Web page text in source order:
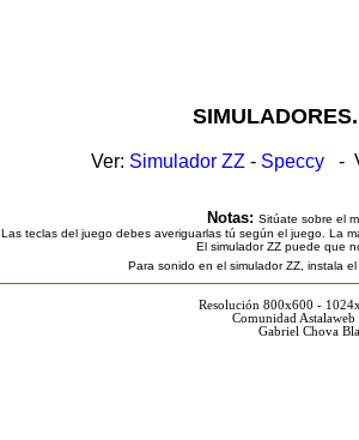
Ver: Simulador ZZ - Speccy -
Notas: Sitúate sobre el
Las teclas del juego debes averiguarlas tú según el juego. La
El simulador ZZ puede que
Para sonido en el simulador ZZ, instala
Resolución 800x600 -
Comunidad
Gabriel Chova